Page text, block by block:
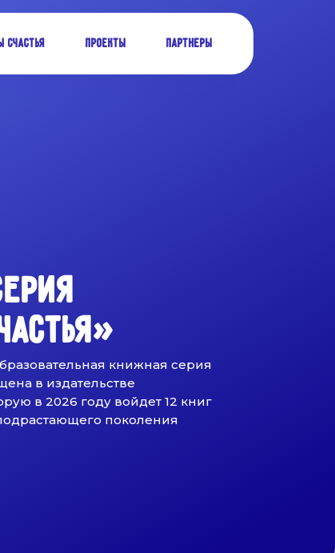
Счастья Проекты Партнеры
книжная серия
в издательстве
в 2026 году войдет 12 книг
поколения